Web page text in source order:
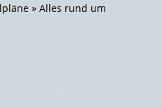
» Alles rund um